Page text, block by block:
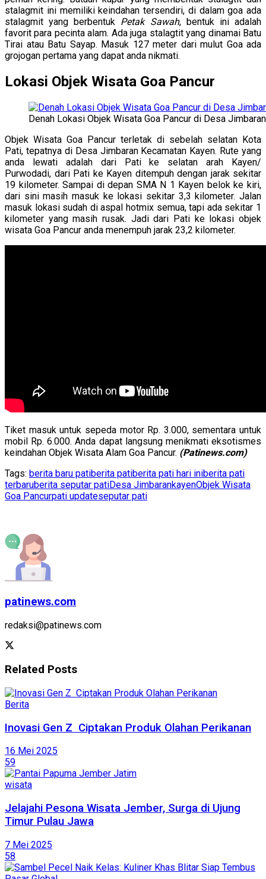
stalagmit ini memiliki keindahan tersendiri, di dalam goa ada
stalagmit yang berbentuk Petak Sawah, bentuk ini adalah
favorit para pecinta alam. Ada juga stalagtit yang dinamai Batu
Tirai atau Batu Sayap. Masuk 127 meter dari mulut Goa ada
grojogan pertama yang dapat anda nikmati.
Lokasi Objek Wisata Goa Pancur
Denah Lokasi Objek Wisata Goa Pancur di Desa
Objek Wisata Goa Pancur terletak di sebelah selatan Kota
Pati, tepatnya di Desa Jimbaran Kecamatan Kayen. Rute yang
anda lewati adalah dari Pati ke selatan arah Kayen/
Purwodadi, dari Pati ke Kayen ditempuh dengan jarak sekitar
19 kilometer. Sampai di depan SMA N 1 Kayen belok ke kiri,
dari sini masih masuk ke lokasi sekitar 3,3 kilometer. Jalan
masuk lokasi sudah di aspal hotmix semua, tapi ada sekitar 1
kilometer yang masih rusak. Jadi dari Pati ke lokasi objek
wisata Goa Pancur anda menempuh jarak 23,2 kilometer.
Tiket masuk untuk sepeda motor Rp. 3.000, sementara untuk
mobil Rp. 6.000. Anda dapat langsung menikmati eksotismes
keindahan Objek Wisata Alam Goa Pancur. (Patinews.com)
Tags: berita baru patiberita patiberita pati hari iniberita pati
terbaruberita seputar patiDesa JimbarankayenObjek Wisata
Goa Pancurpati updateseputar pati
patinews.com
redaksi@patinews.com
Related Posts
Berita
Inovasi Gen Z Ciptakan Produk Olahan Perikanan
16 Mei 2025
59
wisata
Jelajahi Pesona Wisata Jember, Surga di Ujung
Timur Pulau Jawa
7 Mei 2025
58